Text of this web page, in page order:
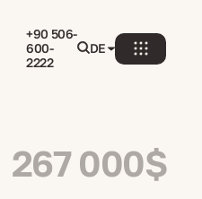
+90 506-
600-
2222
DE
267 000$